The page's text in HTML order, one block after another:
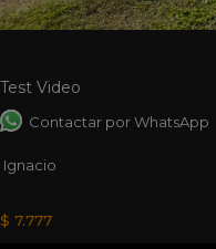
Test Video
Contactar por WhatsApp
Ignacio
$ 7.777